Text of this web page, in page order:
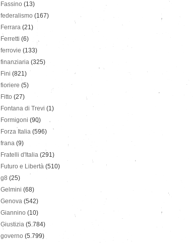
Fassino (13)
federalismo (167)
Ferrara (21)
Ferretti (6)
ferrovie (133)
finanziaria (325)
Fini (821)
fioriere (5)
Fitto (27)
Fontana di Trevi (1)
Formigoni (90)
Forza Italia (596)
frana (9)
Fratelli d'Italia (291)
Futuro e Libertà (510)
g8 (25)
Gelmini (68)
Genova (542)
Giannino (10)
Giustizia (5.784)
governo (5.799)